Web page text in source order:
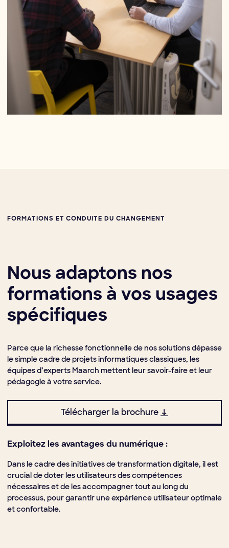
FORMATIONS ET CONDUITE DU CHANGEMENT
Nous adaptons nos
formations à vos usages
spécifiques
Parce que la richesse fonctionnelle de nos solutions dépasse
le simple cadre de projets informatiques classiques, les
équipes d’experts Maarch mettent leur savoir-faire et leur
pédagogie à votre service.
Télécharger la brochure ↓
Exploitez les avantages du numérique :
Dans le cadre des initiatives de transformation digitale, il est
crucial de doter les utilisateurs des compétences
nécessaires et de les accompagner tout au long du
processus, pour garantir une expérience utilisateur optimale
et confortable.